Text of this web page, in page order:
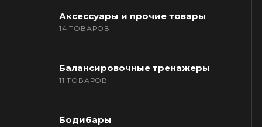
Аксессуары и прочие товары
14 ТОВАРОВ
Балансировочные тренажеры
11 ТОВАРОВ
Бодибары